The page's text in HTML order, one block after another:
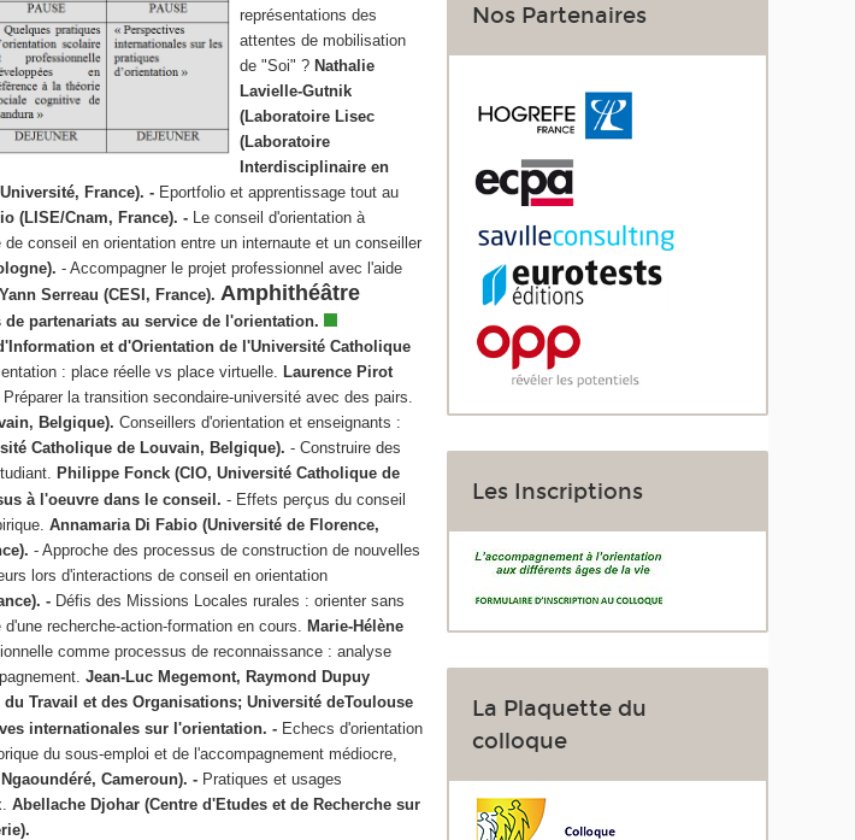
représentations des
attentes de mobilisation
de "Soi" ? Nathalie
Lavielle-Gutnik
(Laboratoire Lisec
(Laboratoire
Interdisciplinaire en
France). - Eportfolio et apprentissage tout au
(LISE/Cnam, France). -
Le conseil d'orientation à
conseil en orientation entre un internaute et un conseiller
- Accompagner le projet professionnel avec l'aide
Yann Serreau (CESI, France). Amphithéâtre
de partenariats au service de l'orientation.
et d'Orientation de l'Université Catholique
: place réelle vs place virtuelle.
Laurence Pirot
Préparer la transition secondaire-université avec des pairs.
Belgique).Conseillers d'orientation et enseignants :
Catholique de Louvain, Belgique).- Construire des
Philippe Fonck (CIO, Université Catholique de
à l'oeuvre dans le conseil. - Effets perçus du conseil
Annamaria Di Fabio (Université de Florence,
- Approche des processus de construction de nouvelles
lors d'interactions de conseil en orientation
- Défis des Missions Locales rurales : orienter sans
recherche-action-formation en cours.
Marie-Hélène
comme processus de reconnaissance : analyse
Jean-Luc Megemont, Raymond Dupuy
Travail et des Organisations; Université deToulouse
internationales sur l'orientation.- Echecs d'orientation
du sous-emploi et de l'accompagnement médiocre,
Cameroun). - Pratiques et usages
Abellache Djohar (Centre d'Etudes et de Recherche sur
Nos Partenaires
Les Inscriptions
La Plaquette du
colloque